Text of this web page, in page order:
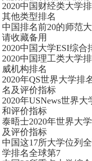
2020中国财经类大学
其他类型排名
中国排名前20的师范
请收藏备用
2020中国大学ESI综
2020中国理工类大学
威机构排名
2020年QS世界大学排
名及评价指标
2020年USNews世界
和评价指标
泰晤士2020年世界大
及评价指标
中国这17所大学位列
学排名全球第7